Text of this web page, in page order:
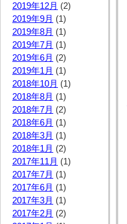
2019年12月 (2)
2019年9月 (1)
2019年8月 (1)
2019年7月 (1)
2019年6月 (2)
2019年1月 (1)
2018年10月 (1)
2018年8月 (1)
2018年7月 (2)
2018年6月 (1)
2018年3月 (1)
2018年1月 (2)
2017年11月 (1)
2017年7月 (1)
2017年6月 (1)
2017年3月 (1)
2017年2月 (2)